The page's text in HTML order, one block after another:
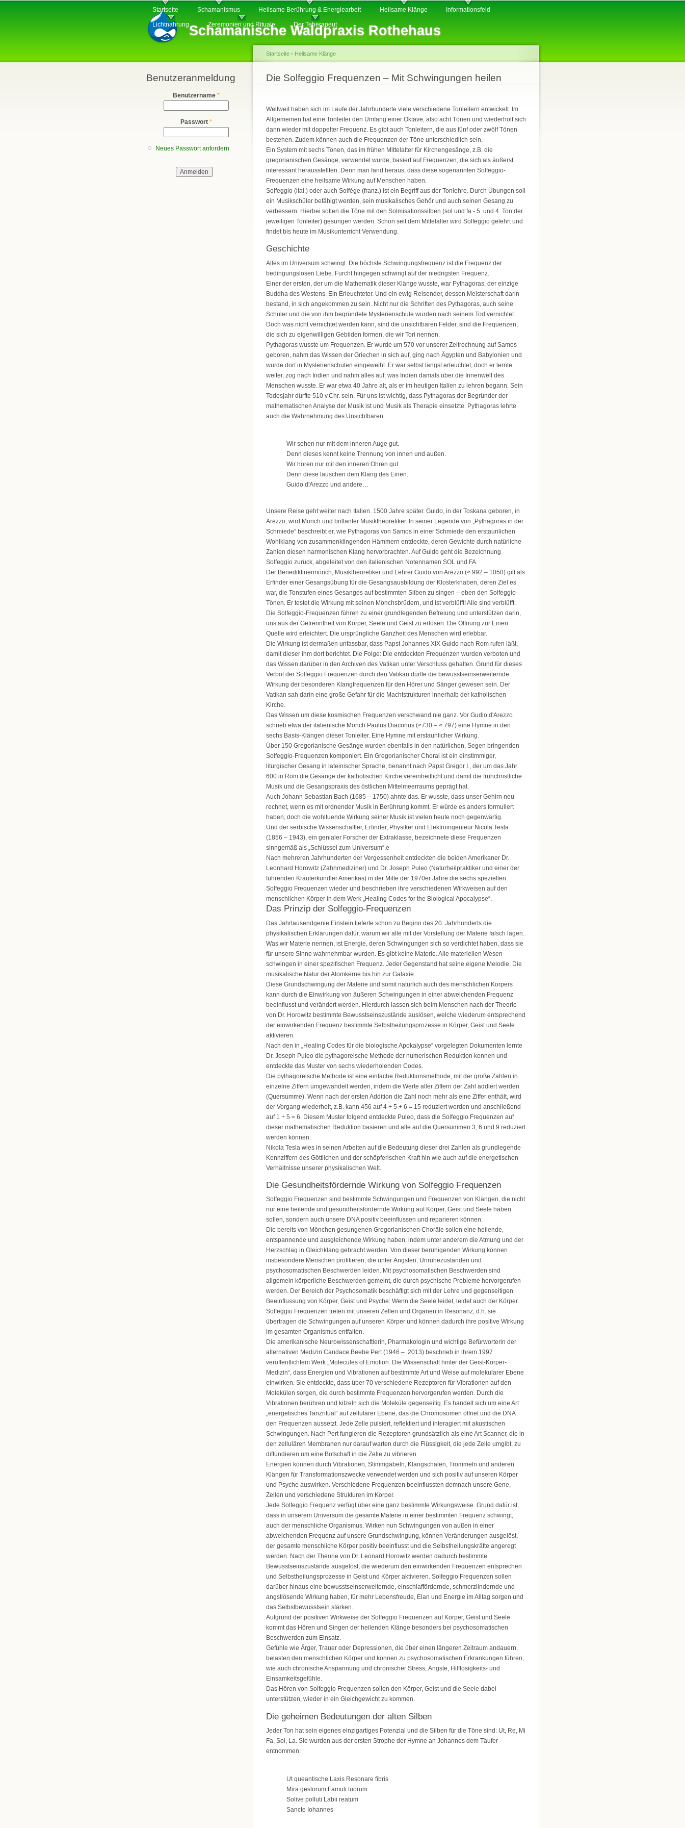
Direkt
zum
Inhalt
Schamanische Waldpraxis Rothehaus
Hauptmenü
Startseite Schamanismus Heilsame Berührung & Energiearbeit Heilsame Klänge Informationsfeld
Lichtnahrung Zeremonien und Rituale Der Teherapeut
Benutzeranmeldung
Benutzername *
Passwort *
Neues Passwort anfordern
Sie sind hier
Startseite › Heilsame Klänge
Die Solfeggio Frequenzen – Mit Schwingungen heilen
Weltweit haben sich im Laufe der Jahrhunderte viele verschiedene Tonleitern entwickelt. Im
Allgemeinen hat eine Tonleiter den Umfang einer Oktave, also acht Tönen und wiederholt sich
dann wieder mit doppelter Frequenz. Es gibt auch Tonleitern, die aus fünf oder zwölf Tönen
bestehen. Zudem können auch die Frequenzen der Töne unterschiedlich sein.
Ein System mit sechs Tönen, das im frühen Mittelalter für Kirchengesänge, z.B. die
gregorianischen Gesänge, verwendet wurde, basiert auf Frequenzen, die sich als äußerst
interessant herausstellten. Denn man fand heraus, dass diese sogenannten Solfeggio-
Frequenzen eine heilsame Wirkung auf Menschen haben.
Solfeggio (ital.) oder auch Solfège (franz.) ist ein Begriff aus der Tonlehre. Durch Übungen soll
ein Musikschüler befähigt werden, sein musikalisches Gehör und auch seinen Gesang zu
verbessern. Hierbei sollen die Töne mit den Solmisationssilben (sol und fa - 5. und 4. Ton der
jeweiligen Tonleiter) gesungen werden. Schon seit dem Mittelalter wird Solfeggio gelehrt und
findet bis heute im Musikunterricht Verwendung.
Geschichte
Alles im Universum schwingt. Die höchste Schwingungsfrequenz ist die Frequenz der
bedingungslosen Liebe. Furcht hingegen schwingt auf der niedrigsten Frequenz.
Einer der ersten, der um die Mathematik dieser Klänge wusste, war Pythagoras, der einzige
Buddha des Westens. Ein Erleuchteter. Und ein ewig Reisender, dessen Meisterschaft darin
bestand, in sich angekommen zu sein. Nicht nur die Schriften des Pythagoras, auch seine
Schüler und die von ihm begründete Mysterienschule wurden nach seinem Tod vernichtet.
Doch was nicht vernichtet werden kann, sind die unsichtbaren Felder, sind die Frequenzen,
die sich zu eigenwilligen Gebilden formen, die wir Tori nennen.
Pythagoras wusste um Frequenzen. Er wurde um 570 vor unserer Zeitrechnung auf Samos
geboren, nahm das Wissen der Griechen in sich auf, ging nach Ägypten und Babylonien und
wurde dort in Mysterienschulen eingeweiht. Er war selbst längst erleuchtet, doch er lernte
weiter, zog nach Indien und nahm alles auf, was Indien damals über die Innenwelt des
Menschen wusste. Er war etwa 40 Jahre alt, als er im heutigen Italien zu lehren begann. Sein
Todesjahr dürfte 510 v.Chr. sein. Für uns ist wichtig, dass Pythagoras der Begründer der
mathematischen Analyse der Musik ist und Musik als Therapie einsetzte. Pythagoras lehrte
auch die Wahrnehmung des Unsichtbaren.
Wir sehen nur mit dem inneren Auge gut.
Denn dieses kennt keine Trennung von innen und außen.
Wir hören nur mit den inneren Ohren gut.
Denn diese lauschen dem Klang des Einen.
Guido d'Arezzo und andere…
Unsere Reise geht weiter nach Italien. 1500 Jahre später. Guido, in der Toskana geboren, in
Arezzo, wird Mönch und brillanter Musiktheoretiker. In seiner Legende von „Pythagoras in der
Schmiede“ beschreibt er, wie Pythagoras von Samos in einer Schmiede den erstaunlichen
Wohlklang von zusammenklingenden Hämmern entdeckte, deren Gewichte durch natürliche
Zahlen diesen harmonischen Klang hervorbrachten. Auf Guido geht die Bezeichnung
Solfeggio zurück, abgeleitet von den italienischen Notennamen SOL und FA.
Der Benediktinermönch, Musiktheoretiker und Lehrer Guido von Arezzo (≈ 992 – 1050) gilt als
Erfinder einer Gesangsübung für die Gesangsausbildung der Klosterknaben, deren Ziel es
war, die Tonstufen eines Gesanges auf bestimmten Silben zu singen – eben den Solfeggio-
Tönen. Er testet die Wirkung mit seinen Mönchsbrüdern, und ist verblüfft! Alle sind verblüfft.
Die Solfeggio-Frequenzen führen zu einer grundlegenden Befreiung und unterstützen darin,
uns aus der Getrenntheit von Körper, Seele und Geist zu erlösen. Die Öffnung zur Einen
Quelle wird erleichtert. Die ursprüngliche Ganzheit des Menschen wird erlebbar.
Die Wirkung ist dermaßen unfassbar, dass Papst Johannes XIX Guido nach Rom rufen läßt,
damit dieser ihm dort berichtet. Die Folge: Die entdeckten Frequenzen wurden verboten und
das Wissen darüber in den Archiven des Vatikan unter Verschluss gehalten. Grund für dieses
Verbot der Solfeggio Frequenzen durch den Vatikan dürfte die bewusstseinserweiternde
Wirkung der besonderen Klangfrequenzen für den Hörer und Sänger gewesen sein. Der
Vatikan sah darin eine große Gefahr für die Machtstrukturen innerhalb der katholischen
Kirche.
Das Wissen um diese kosmischen Frequenzen verschwand nie ganz. Vor Gudio d'Arezzo
schrieb etwa der italienische Mönch Paulus Diaconus (≈730 – ≈ 797) eine Hymne in den
sechs Basis-Klängen dieser Tonleiter. Eine Hymne mit erstaunlicher Wirkung.
Über 150 Gregorianische Gesänge wurden ebenfalls in den natürlichen, Segen bringenden
Solfeggio-Frequenzen komponiert. Ein Gregorianischer Choral ist ein einstimmiger,
liturgischer Gesang in lateinischer Sprache, benannt nach Papst Gregor I., der um das Jahr
600 in Rom die Gesänge der katholischen Kirche vereinheitlicht und damit die frühchristliche
Musik und die Gesangspraxis des östlichen Mittelmeerraums geprägt hat.
Auch Johann Sebastian Bach (1685 – 1750) ahnte das. Er wusste, dass unser Gehirn neu
rechnet, wenn es mit ordnender Musik in Berührung kommt. Er würde es anders formuliert
haben, doch die wohltuende Wirkung seiner Musik ist vielen heute noch gegenwärtig.
Und der serbische Wissenschaftler, Erfinder, Physiker und Elektroingenieur Nicola Tesla
(1856 – 1943), ein genialer Forscher der Extraklasse, bezeichnete diese Frequenzen
sinngemäß als „Schlüssel zum Universum“.e
Nach mehreren Jahrhunderten der Vergessenheit entdeckten die beiden Amerikaner Dr.
Leonhard Horowitz (Zahnmediziner) und Dr. Joseph Puleo (Naturheilpraktiker und einer der
führenden Kräuterkundler Amerikas) in der Mitte der 1970er Jahre die sechs speziellen
Solfeggio Frequenzen wieder und beschrieben ihre verschiedenen Wirkweisen auf den
menschlichen Körper in dem Werk „Healing Codes for the Biological Apocalypse“.
Das Prinzip der Solfeggio-Frequenzen
Das Jahrtausendgenie Einstein lieferte schon zu Beginn des 20. Jahrhunderts die
physikalischen Erklärungen dafür, warum wir alle mit der Vorstellung der Materie falsch lagen.
Was wir Materie nennen, ist Energie, deren Schwingungen sich so verdichtet haben, dass sie
für unsere Sinne wahrnehmbar wurden. Es gibt keine Materie. Alle materiellen Wesen
schwingen in einer spezifischen Frequenz. Jeder Gegenstand hat seine eigene Melodie. Die
musikalische Natur der Atomkerne bis hin zur Galaxie.
Diese Grundschwingung der Materie und somit natürlich auch des menschlichen Körpers
kann durch die Einwirkung von äußeren Schwingungen in einer abweichenden Frequenz
beeinflusst und verändert werden. Hierdurch lassen sich beim Menschen nach der Theorie
von Dr. Horowitz bestimmte Bewusstseinszustände auslösen, welche wiederum entsprechend
der einwirkenden Frequenz bestimmte Selbstheilungsprozesse in Körper, Geist und Seele
aktivieren.
Nach den in „Healing Codes für die biologische Apokalypse“ vorgelegten Dokumenten lernte
Dr. Joseph Puleo die pythagoreische Methode der numerischen Reduktion kennen und
entdeckte das Muster von sechs wiederholenden Codes.
Die pythagoreische Methode ist eine einfache Reduktionsmethode, mit der große Zahlen in
einzelne Ziffern umgewandelt werden, indem die Werte aller Ziffern der Zahl addiert werden
(Quersumme). Wenn nach der ersten Addition die Zahl noch mehr als eine Ziffer enthält, wird
der Vorgang wiederholt, z.B. kann 456 auf 4 + 5 + 6 = 15 reduziert werden und anschließend
auf 1 + 5 = 6. Diesem Muster folgend entdeckte Puleo, dass die Solfeggio Frequenzen auf
dieser mathematischen Reduktion basieren und alle auf die Quersummen 3, 6 und 9 reduziert
werden können:
Nikola Tesla wies in seinen Arbeiten auf die Bedeutung dieser drei Zahlen als grundlegende
Kennziffern des Göttlichen und der schöpferischen Kraft hin wie auch auf die energetischen
Verhältnisse unserer physikalischen Welt.
Die Gesundheitsfördernde Wirkung von Solfeggio Frequenzen
Solfeggio Frequenzen sind bestimmte Schwingungen und Frequenzen von Klängen, die nicht
nur eine heilende und gesundheitsfördernde Wirkung auf Körper, Geist und Seele haben
sollen, sondern auch unsere DNA positiv beeinflussen und reparieren können.
Die bereits von Mönchen gesungenen Gregorianischen Choräle sollen eine heilende,
entspannende und ausgleichende Wirkung haben, indem unter anderem die Atmung und der
Herzschlag in Gleichklang gebracht werden. Von dieser beruhigenden Wirkung können
insbesondere Menschen profitieren, die unter Ängsten, Unruhezuständen und
psychosomatischen Beschwerden leiden. Mit psychosomatischen Beschwerden sind
allgemein körperliche Beschwerden gemeint, die durch psychische Probleme hervorgerufen
werden. Der Bereich der Psychosomatik beschäftigt sich mit der Lehre und gegenseitigen
Beeinflussung von Körper, Geist und Psyche: Wenn die Seele leidet, leidet auch der Körper.
Solfeggio Frequenzen treten mit unseren Zellen und Organen in Resonanz, d.h. sie
übertragen die Schwingungen auf unseren Körper und können dadurch ihre positive Wirkung
im gesamten Organismus entfalten.
Die amerikanische Neurowissenschaftlerin, Pharmakologin und wichtige Befürworterin der
alternativen Medizin Candace Beebe Pert (1946 – 2013) beschrieb in ihrem 1997
veröffentlichtem Werk „Molecules of Emotion: Die Wissenschaft hinter der Geist-Körper-
Medizin“, dass Energien und Vibrationen auf bestimmte Art und Weise auf molekularer Ebene
einwirken. Sie entdeckte, dass über 70 verschiedene Rezeptoren für Vibrationen auf den
Molekülen sorgen, die durch bestimmte Frequenzen hervorgerufen werden. Durch die
Vibrationen berühren und kitzeln sich die Moleküle gegenseitig. Es handelt sich um eine Art
„energetisches Tanzritual“ auf zellulärer Ebene, das die Chromosomen öffnet und die DNA
den Frequenzen aussetzt. Jede Zelle pulsiert, reflektiert und interagiert mit akustischen
Schwingungen. Nach Pert fungieren die Rezeptoren grundsätzlich als eine Art Scanner, die in
den zellulären Membranen nur darauf warten durch die Flüssigkeit, die jede Zelle umgibt, zu
diffundieren um eine Botschaft in die Zelle zu vibrieren.
Energien können durch Vibrationen, Stimmgabeln, Klangschalen, Trommeln und anderen
Klängen für Transformationszwecke verwendet werden und sich positiv auf unseren Körper
und Psyche auswirken. Verschiedene Frequenzen beeinflussten demnach unsere Gene,
Zellen und verschiedene Strukturen im Körper.
Jede Solfeggio Frequenz verfügt über eine ganz bestimmte Wirkungsweise. Grund dafür ist,
dass in unserem Universum die gesamte Materie in einer bestimmten Frequenz schwingt,
auch der menschliche Organismus. Wirken nun Schwingungen von außen in einer
abweichenden Frequenz auf unsere Grundschwingung, können Veränderungen ausgelöst,
der gesamte menschliche Körper positiv beeinflusst und die Selbstheilungskräfte angeregt
werden. Nach der Theorie von Dr. Leonard Horowitz werden dadurch bestimmte
Bewusstseinszustände ausgelöst, die wiederum den einwirkenden Frequenzen entsprechen
und Selbstheilungsprozesse in Geist und Körper aktivieren. Solfeggio Frequenzen sollen
darüber hinaus eine bewusstseinserweiternde, einschlaffördernde, schmerzlindernde und
angstlösende Wirkung haben, für mehr Lebensfreude, Elan und Energie im Alltag sorgen und
das Selbstbewusstsein stärken.
Aufgrund der positiven Wirkweise der Solfeggio Frequenzen auf Körper, Geist und Seele
kommt das Hören und Singen der heilenden Klänge besonders bei psychosomatischen
Beschwerden zum Einsatz.
Gefühle wie Ärger, Trauer oder Depressionen, die über einen längeren Zeitraum andauern,
belasten den menschlichen Körper und können zu psychosomatischen Erkrankungen führen,
wie auch chronische Anspannung und chronischer Stress, Ängste, Hilflosigkeits- und
Einsamkeitsgefühle.
Das Hören von Solfeggio Frequenzen sollen den Körper, Geist und die Seele dabei
unterstützen, wieder in ein Gleichgewicht zu kommen.
Die geheimen Bedeutungen der alten Silben
Jeder Ton hat sein eigenes einzigartiges Potenzial und die Silben für die Töne sind: Ut, Re, Mi
Fa, Sol, La. Sie wurden aus der ersten Strophe der Hymne an Johannes dem Täufer
entnommen:
Ut queantische Laxis Resonare fibris
Mira gestorum Famuli tuorum
Solive polluti Labii reatum
Sancte Iohannes